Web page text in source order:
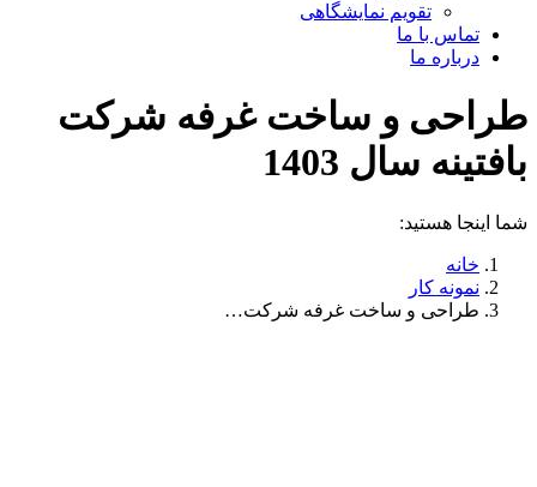
تقویم نمایشگاهی
تماس با ما
درباره ما
طراحی و ساخت غرفه شرکت
بافتینه سال 1403
شما اینجا هستید:
خانه
نمونه کار
طراحی و ساخت غرفه شرکت…